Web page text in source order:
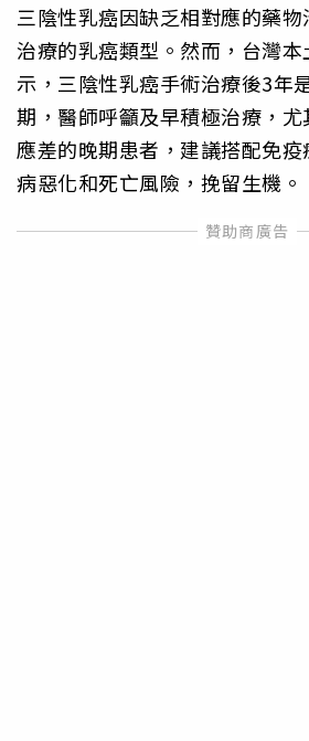
三陰性乳癌因缺乏相對應的藥
治療的乳癌類型。然而，台灣
示，三陰性乳癌手術治療後3年
期，醫師呼籲及早積極治療，
應差的晚期患者，建議搭配免
病惡化和死亡風險，挽留生機。